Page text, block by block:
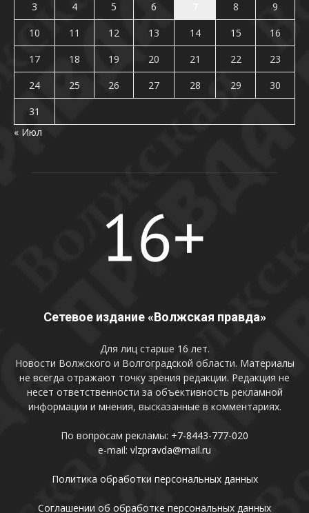
3
4 5 6 8
9
10
11 12 13 14 15
16
17
18 19 20 21 22
23
24
25 26 27 28 29
30
31
« Июл
Сетевое издание «Волжская правда»
Для лиц старше 16 лет.
Новости Волжского и Волгоградской области. Материалы
не всегда отражают точку зрения редакции. Редакция не
несет ответственности за объективность рекламной
информации и мнения, высказанные в комментариях.
По вопросам рекламы: +7-8443-777-020
e-mail: vlzpravda@mail.ru
Политика обработки персональных данных
Соглашении об обработке персональных данных